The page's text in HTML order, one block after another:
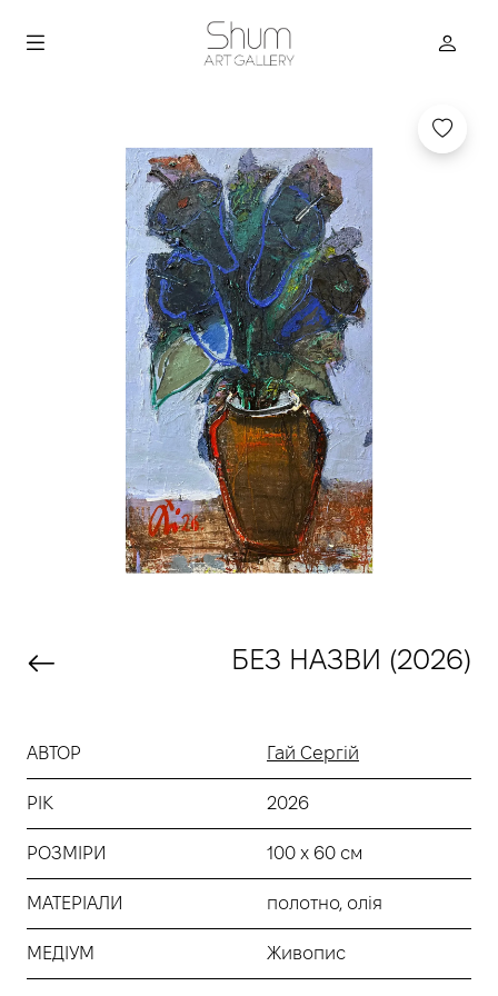
БЕЗ НАЗВИ (2026)
АВТОР Гай Сергій
РІК 2026
РОЗМІРИ 100 х 60 см
МАТЕРІАЛИ полотно, олія
МЕДІУМ Живопис